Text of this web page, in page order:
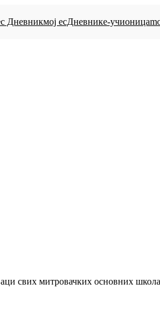
Дневникмој есДневнике-учионица
свих митровачких основних